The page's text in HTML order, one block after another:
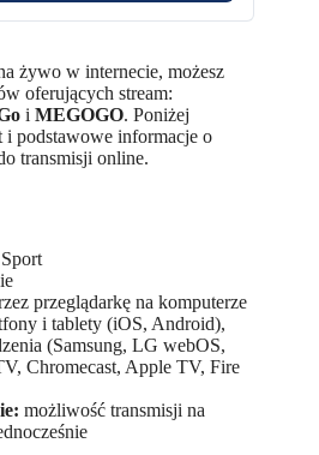
żywo w internecie, możesz
oferujących stream:
i MEGOGO. Poniżej
i podstawowe informacje o
transmisji online.
przeglądarkę na komputerze
i tablety (iOS, Android),
(Samsung, LG webOS,
Chromecast, Apple TV, Fire
możliwość transmisji na